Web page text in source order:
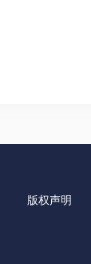
版权声明